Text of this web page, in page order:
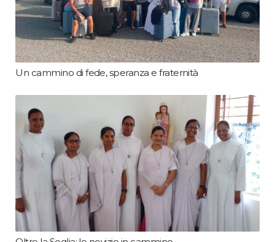
Un cammino di fede, speranza e fraternità